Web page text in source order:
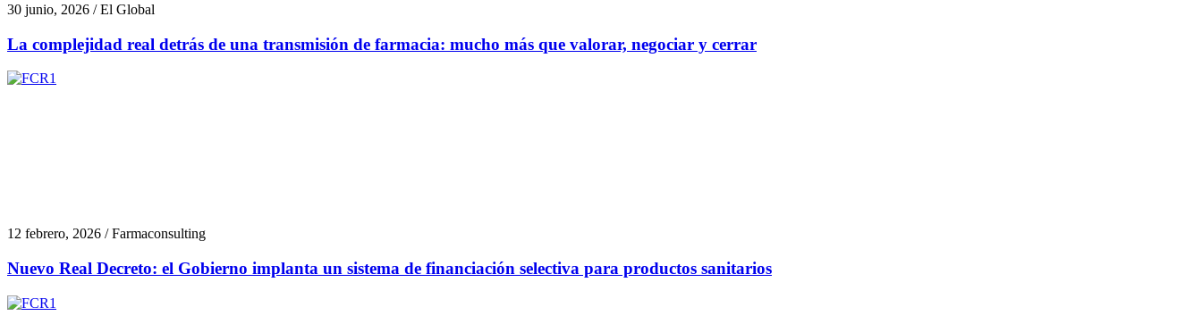
30 junio, 2026 / El Global
La complejidad real detrás de una transmisión de farmacia: mucho más que valorar, negociar y cerrar
12 febrero, 2026 / Farmaconsulting
Nuevo Real Decreto: el Gobierno implanta un sistema de financiación selectiva para productos sanitarios